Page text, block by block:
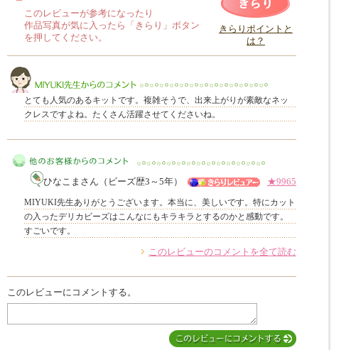
このレビューは参考になりましたか？
このレビューが参考になったり
作品写真が気に入ったら「きらり」ボタン
を押してください。
きらりポイントと
は？
MIYUKI先生からのコメント
とても人気のあるキットです。複雑そうで、出来上がりが素敵なネッ
クレスですよね。たくさん活躍させてくださいね。
ひなこまさん（ビーズ歴3～5年） ★9965
MIYUKI先生ありがとうございます。本当に、美しいです。特にカット
の入ったデリカビーズはこんなにもキラキラとするのかと感動です。
すごいです。
このレビューのコメントを全て読む
このレビューにコメントする。